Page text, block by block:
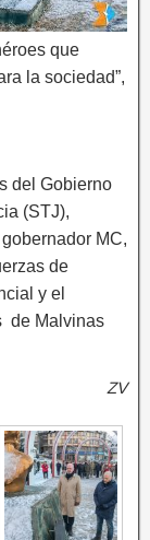
que
la sociedad”,
del Gobierno
(STJ),
MC,
de
y el
de Malvinas
ZV